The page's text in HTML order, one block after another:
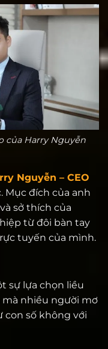
của Harry Nguyễn
Nguyễn – CEO
Mục đích của anh
sở thích của
từ đôi bàn tay
tuyến của mình.
sự lựa chọn liều
nhiều người mơ
con số không với